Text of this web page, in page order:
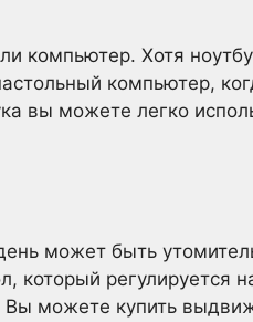
компьютер. Хотя
компьютер,
вы можете легко
может быть
который регулируется
можете купить